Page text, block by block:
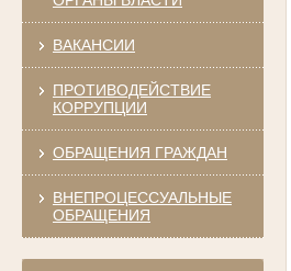
ВАКАНСИИ
ПРОТИВОДЕЙСТВИЕ
КОРРУПЦИИ
ОБРАЩЕНИЯ ГРАЖДАН
ВНЕПРОЦЕССУАЛЬНЫЕ
ОБРАЩЕНИЯ